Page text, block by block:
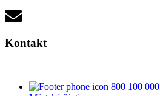
Kontakt
800 100 000